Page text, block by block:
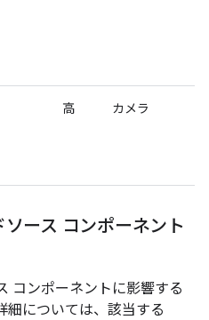
高 カメラ
ース コンポーネント
コンポーネントに影響する
細については、該当する